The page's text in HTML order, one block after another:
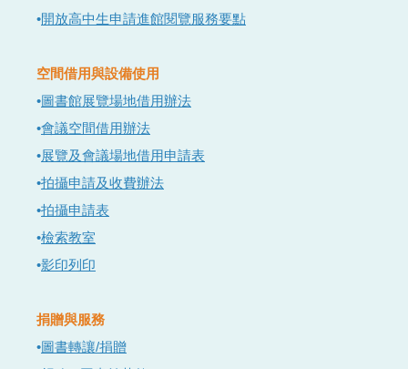
•開放高中生申請進館閱覽服務要點
空間借用與設備使用
•圖書館展覽場地借用辦法
•會議空間借用辦法
•展覽及會議場地借用申請表
•拍攝申請及收費辦法
•拍攝申請表
•檢索教室
•影印列印
捐贈與服務
•圖書轉讓/捐贈